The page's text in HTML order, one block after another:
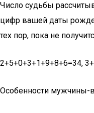
Число судьбы
цифр вашей даты
тех пор, пока не
2+5+0+3+1+9+8+6=34,
Особенности мужчины-